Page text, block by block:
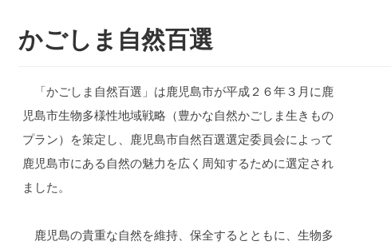
かごしま自然百選
「かごしま自然百選」は鹿児島市が平成２６年３月に鹿
児島市生物多様性地域戦略（豊かな自然かごしま生きもの
プラン）を策定し、鹿児島市自然百選選定委員会によって
鹿児島市にある自然の魅力を広く周知するために選定され
ました。
鹿児島の貴重な自然を維持、保全するとともに、生物多